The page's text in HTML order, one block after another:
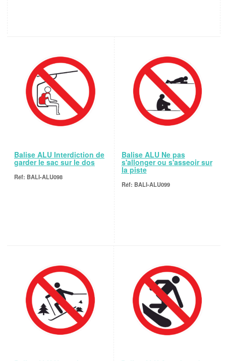
Balise ALU Interdiction de
garder le sac sur le dos
BALI-ALU098
Balise ALU Ne pas
s'allonger ou s'asseoir sur
la piste
BALI-ALU099